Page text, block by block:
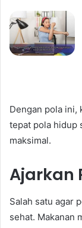
Dengan pola ini,
tepat pola hidup
maksimal.
Ajarkan
Salah satu agar
sehat. Makanan